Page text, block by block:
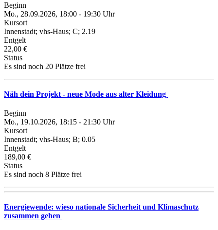
Beginn
Mo., 28.09.2026, 18:00 - 19:30 Uhr
Kursort
Innenstadt; vhs-Haus; C; 2.19
Entgelt
22,00 €
Status
Es sind noch 20 Plätze frei
Näh dein Projekt - neue Mode aus alter Kleidung
Beginn
Mo., 19.10.2026, 18:15 - 21:30 Uhr
Kursort
Innenstadt; vhs-Haus; B; 0.05
Entgelt
189,00 €
Status
Es sind noch 8 Plätze frei
Energiewende: wieso nationale Sicherheit und Klimaschutz
zusammen gehen